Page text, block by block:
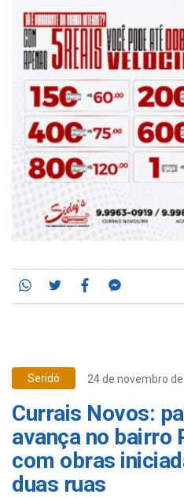
Whatsapp
TwitterFacebook
Seridó 24 de novembro
Currais Novos:
avança no bairro
com obras
duas ruas